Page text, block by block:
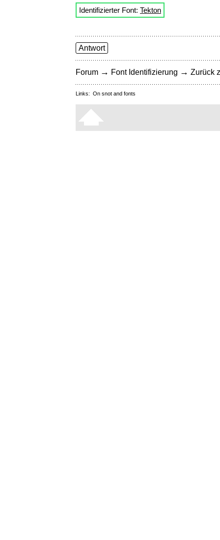
Identifizierter Font: Tekton
Antwort
Forum → Font Identifizierung → Zurück
Links: On snot and fonts